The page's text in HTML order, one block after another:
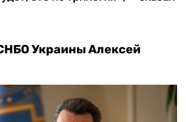
Украины Алексей